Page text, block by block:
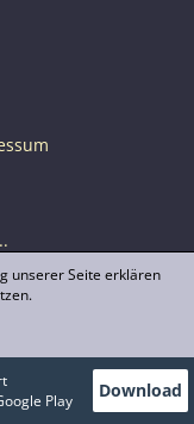
unter CC BY-SA,
angegeben
Play
Download
unserer Seite erklären